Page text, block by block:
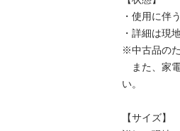
・使用に伴
・詳細は現
※中古品の
また、家
い。
【サイズ】